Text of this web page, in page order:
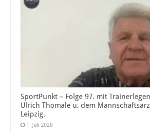
SportPunkt – Folge 97. mit
Ulrich Thomale u. dem
Leipzig.
1. Juli 2020